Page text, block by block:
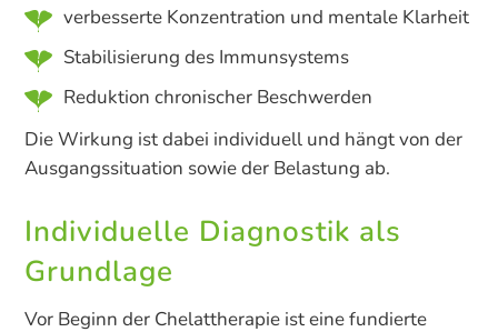
verbesserte Konzentration und mentale Klarheit
Stabilisierung des Immunsystems
Reduktion chronischer Beschwerden
Die Wirkung ist dabei individuell und hängt von der
Ausgangssituation sowie der Belastung ab.
Individuelle Diagnostik als
Grundlage
Vor Beginn der Chelattherapie ist eine fundierte